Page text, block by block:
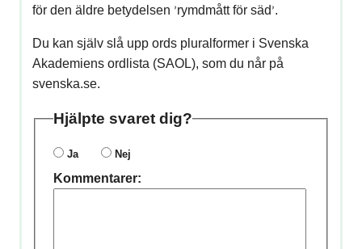
för den äldre betydelsen ’rymdmått för säd ’.
Du kan själv slå upp ords pluralformer i Svenska
Akademiens ordlista (SAOL), som du når på
svenska.se.
Hjälpte svaret dig?
Ja Nej
Kommentarer: